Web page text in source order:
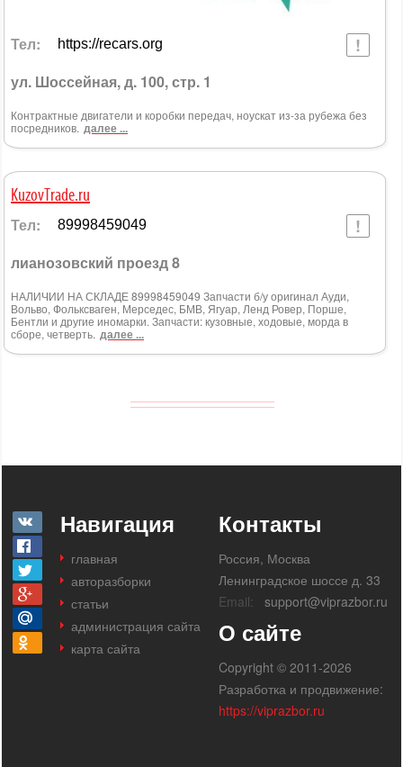
Тел: https://recars.org
ул. Шоссейная, д. 100, стр. 1
Контрактные двигатели и коробки передач, ноускат из-за рубежа без
посредников. далее ...
KuzovTrade.ru
Тел: 89998459049
лианозовский проезд 8
НАЛИЧИИ НА СКЛАДЕ 89998459049 Запчасти б/у оригинал Ауди,
Вольво, Фольксваген, Мерседес, БМВ, Ягуар, Ленд Ровер, Порше,
Бентли и другие иномарки. Запчасти: кузовные, ходовые, морда в
сборе, четверть. далее ...
Навигация
главная
авторазборки
статьи
администрация сайта
карта сайта
Контакты
Россия, Москва
Ленинградское шоссе д. 33
Email:
support@viprazbor.ru
О сайте
Copyright © 2011-2026
Разработка и продвижение:
https://viprazbor.ru